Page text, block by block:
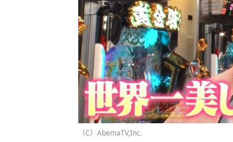
（C）AbemaTV,Inc.